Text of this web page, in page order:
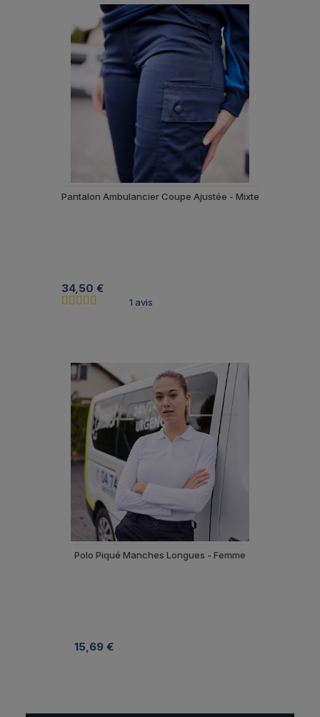
Pantalon Ambulancier Coupe Ajustée - Mixte
34,50 €
1 avis
Polo Piqué Manches Longues - Femme
15,69 €